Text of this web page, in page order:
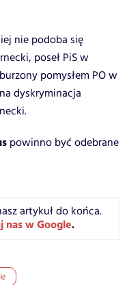
nie podoba się
poseł PiS w
pomysłem PO w
dyskryminacja
powinno być odebrane
artykuł do końca.
nas w Google.